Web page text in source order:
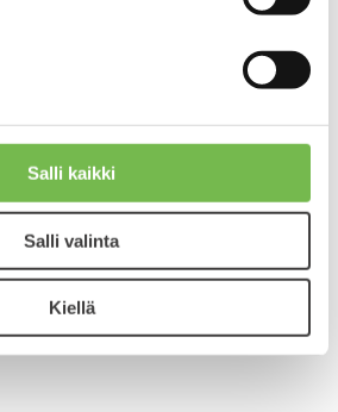
Salli kaikki
Salli valinta
Kiellä